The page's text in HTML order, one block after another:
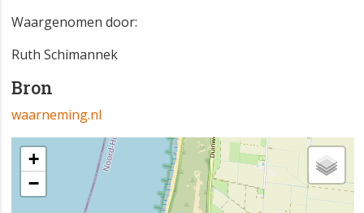
Waargenomen door:
Ruth Schimannek
Bron
waarneming.nl
+
−